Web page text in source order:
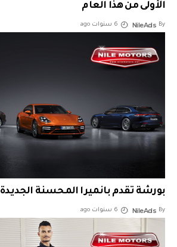
الأولى من هذا العام
By
NileAds 6 سنوات ago
بورشة تقدم بانميرا المحسنة الجديدة
By
NileAds 6 سنوات ago